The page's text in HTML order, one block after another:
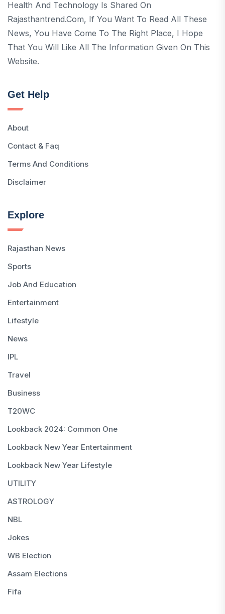
Health And Technology Is Shared On
Rajasthantrend.com, If You Want To Read All These
News, You Have Come To The Right Place, I Hope
That You Will Like All The Information Given On This
Website.
Get Help
About
Contact & Faq
Terms And Conditions
Disclaimer
Explore
Rajasthan News
Sports
Job And Education
Entertainment
Lifestyle
News
IPL
Travel
Business
T20WC
Lookback 2024: Common One
Lookback New Year Entertainment
Lookback New Year Lifestyle
UTILITY
ASTROLOGY
NBL
Jokes
WB Election
Assam Elections
Fifa